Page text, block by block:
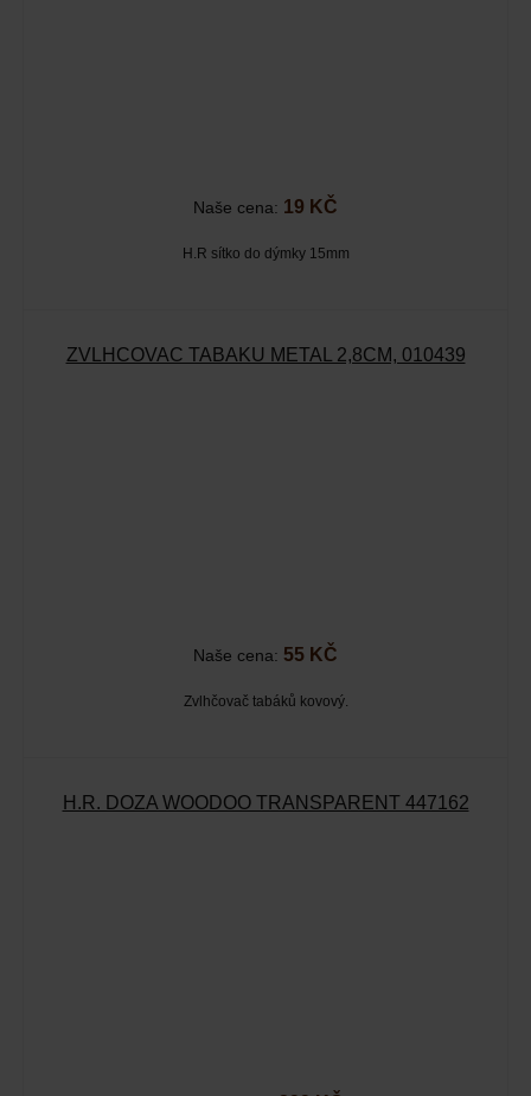
Naše cena: 19 KČ
H.R sítko do dýmky 15mm
ZVLHČOVAČ TABÁKU METAL 2,8CM, 010439
Naše cena: 55 KČ
Zvlhčovač tabáků kovový.
H.R. DÓZA WOODOO TRANSPARENT 447162